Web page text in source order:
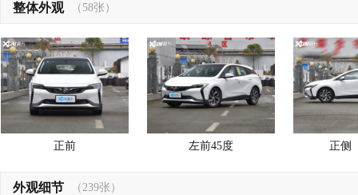
整体外观 （58张）
正前 左前45度 正侧
外观细节 （239张）